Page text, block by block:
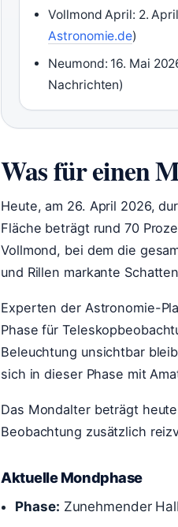
Vollmond April: 2.
Astronomie.de)
Neumond: 16. Mai
Nachrichten)
Was für einen
Heute, am 26. April 2026,
Fläche beträgt rund 70
Vollmond, bei dem die
und Rillen markante
Experten der Astronomie-
Phase für
Beleuchtung unsichtbar
sich in dieser Phase mit
Das Mondalter beträgt
Beobachtung zusätzlich
Aktuelle Mondphase
Phase: Zunehmender